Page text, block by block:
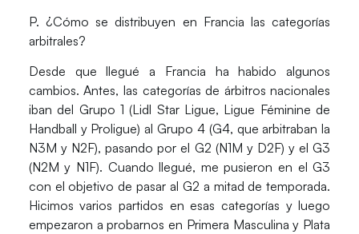
P. ¿Cómo se distribuyen en Francia las categorías
arbitrales?
Desde que llegué a Francia ha habido algunos
cambios. Antes, las categorías de árbitros nacionales
iban del Grupo 1 (Lidl Star Ligue, Ligue Féminine de
Handball y Proligue) alGrupo 4(G4, que arbitraban la
N3M y N2F), pasando por el G2 (N1M y D2F) y elG3
(N2M y N1F). Cuando llegué, me pusieron en el G3
con el objetivo de pasar al G2 a mitad de temporada.
Hicimos varios partidos en esas categorías y luego
empezaron a probarnos en Primera Masculina y Plata